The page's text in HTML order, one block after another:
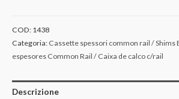
COD: 1438
Categoria: Cassette spessori common rail / Shims
espesores Common Rail / Caixa de calco c/rail
Descrizione